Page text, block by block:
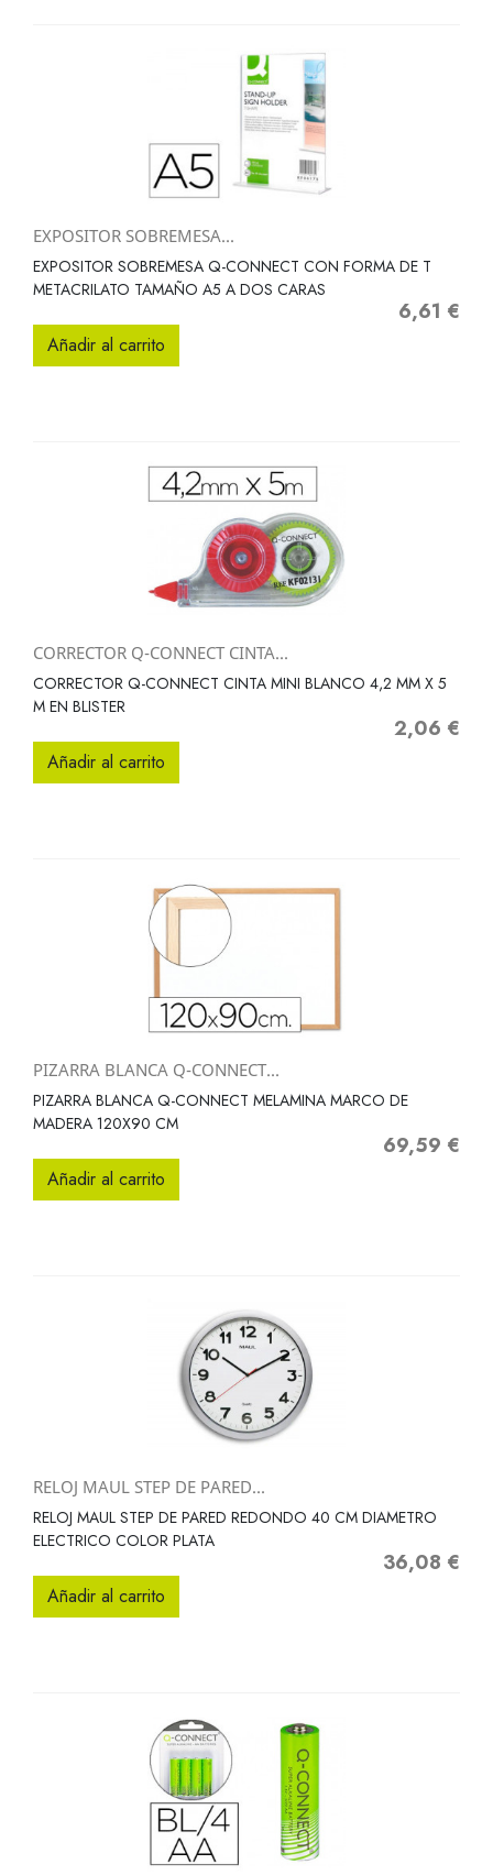
EXPOSITOR SOBREMESA...
EXPOSITOR SOBREMESA Q-CONNECT CON FORMA DE T
METACRILATO TAMAÑO A5 A DOS CARAS
Precio
6,61 €
Añadir al carrito
CORRECTOR Q-CONNECT CINTA...
CORRECTOR Q-CONNECT CINTA MINI BLANCO 4,2 MM X 5
M EN BLISTER
Precio
2,06 €
Añadir al carrito
PIZARRA BLANCA Q-CONNECT...
PIZARRA BLANCA Q-CONNECT MELAMINA MARCO DE
MADERA 120X90 CM
Precio
69,59 €
Añadir al carrito
RELOJ MAUL STEP DE PARED...
RELOJ MAUL STEP DE PARED REDONDO 40 CM DIAMETRO
ELECTRICO COLOR PLATA
Precio
36,08 €
Añadir al carrito